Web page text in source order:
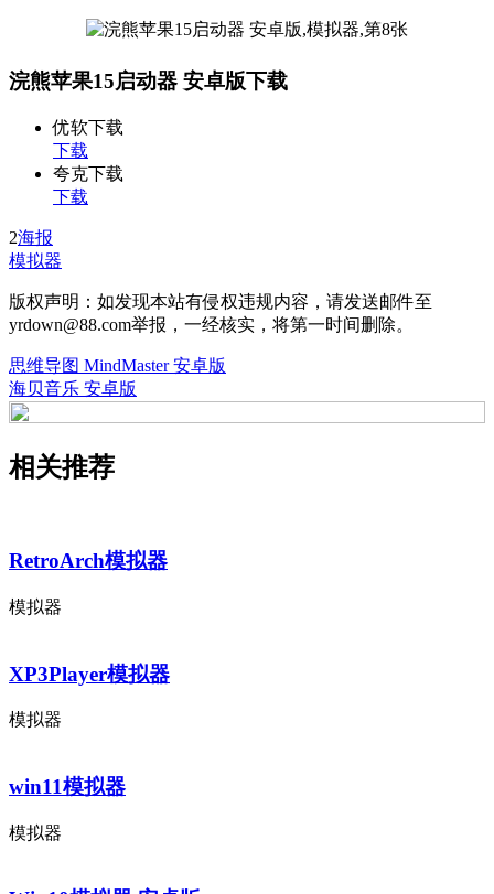
浣熊苹果15启动器 安卓版下载
优软下载
下载
夸克下载
下载
2海报
模拟器
版权声明：如发现本站有侵权违规内容，请发送邮件至
yrdown@88.com举报，一经核实，将第一时间删除。
思维导图 MindMaster 安卓版
海贝音乐 安卓版
相关推荐
RetroArch模拟器
模拟器
XP3Player模拟器
模拟器
win11模拟器
模拟器